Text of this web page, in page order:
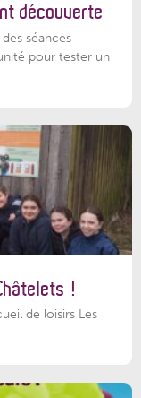
découverte
séances
pour tester un
!
de loisirs Les